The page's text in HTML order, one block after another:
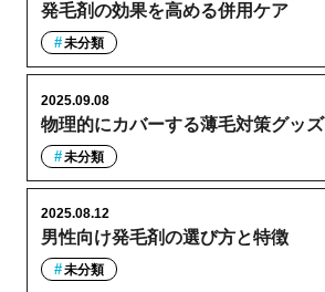
発毛剤の効果を高める併用ケア
未分類
物理的にカバーする薄毛対策グッズ
2025.09.08
未分類
男性向け発毛剤の選び方と特徴
2025.08.12
未分類